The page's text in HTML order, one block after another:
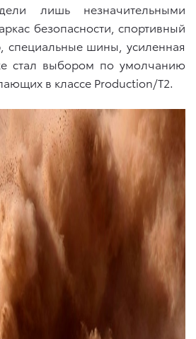
лишь незначительными
безопасности, спортивный
специальные шины, усиленная
стал выбором по умолчанию
в классе Production/T2.